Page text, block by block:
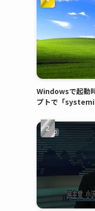
Windowsで起動
プトで「